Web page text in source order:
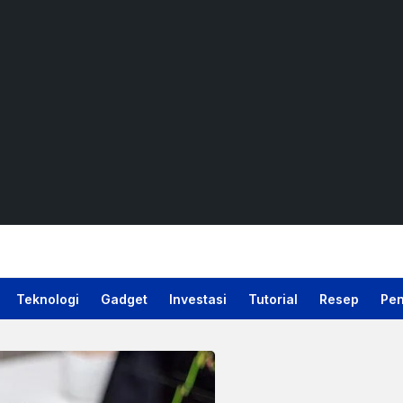
Teknologi Gadget Investasi Tutorial Resep